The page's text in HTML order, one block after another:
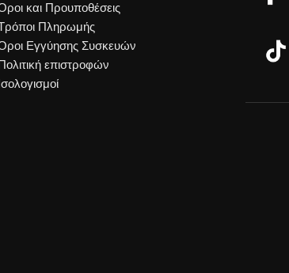
και Προυποθέσεις
Πληρωμής
Εγγύησης Συσκευών
επιστροφών